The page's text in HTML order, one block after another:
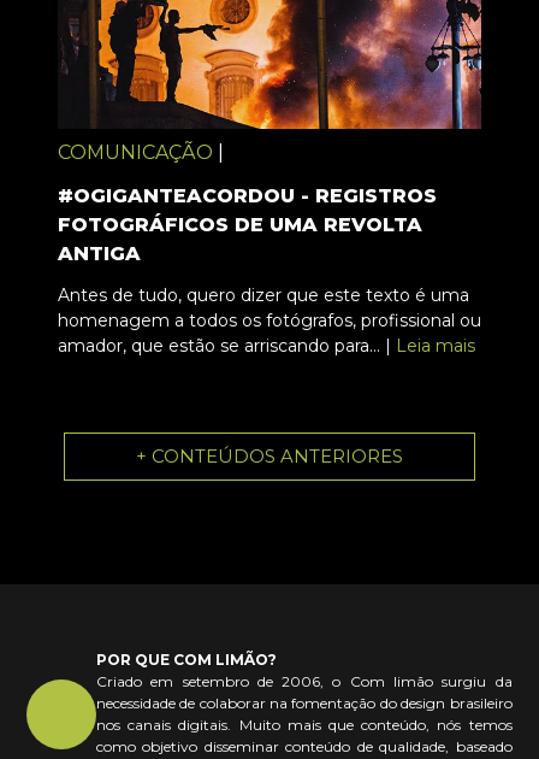
COMUNICAÇÃO
#OGIGANTEACORDOU - REGISTROS
FOTOGRÁFICOS DE UMA REVOLTA
ANTIGA
Antes de tudo, quero dizer que este texto é uma
homenagem a todos os fotógrafos, profissional ou
amador, que estão se arriscando para... | Leia mais
+ CONTEÚDOS ANTERIORES
POR QUE COM LIMÃO?
Criado em setembro de 2006, o Com limão surgiu da
necessidade de colaborar na fomentação do design brasileiro
nos canais digitais. Muito mais que conteúdo, nós temos
como objetivo disseminar conteúdo de qualidade, baseado